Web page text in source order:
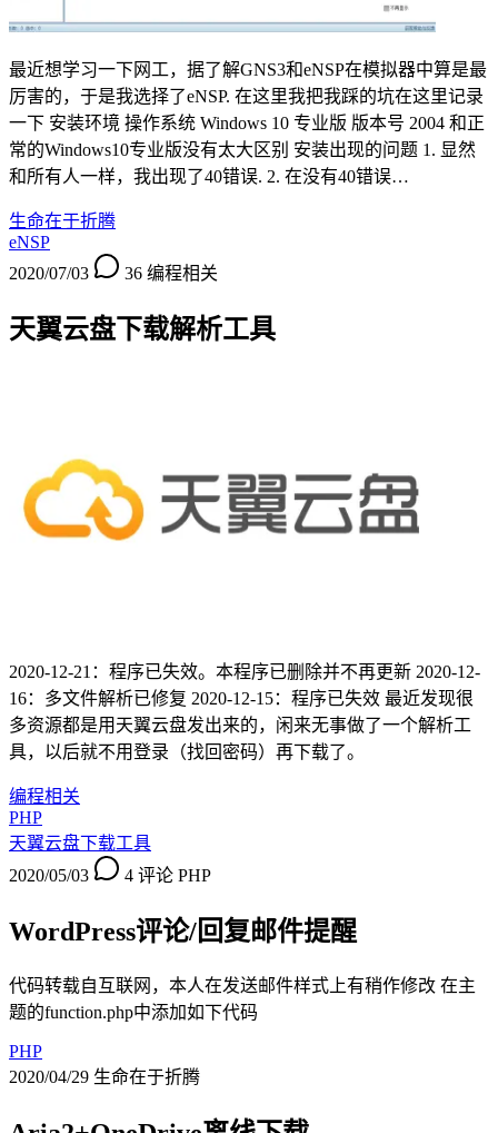
最近想学习一下网工，据了解GNS3和eNSP在模拟器中算是最
厉害的，于是我选择了eNSP. 在这里我把我踩的坑在这里记录
一下 安装环境 操作系统 Windows 10 专业版 版本号 2004 和正
常的Windows10专业版没有太大区别 安装出现的问题 1. 显然
和所有人一样，我出现了40错误. 2. 在没有40错误…
生命在于折腾
eNSP
2020/07/03
36 编程相关
天翼云盘下载解析工具
2020-12-21：程序已失效。本程序已删除并不再更新 2020-12-
16：多文件解析已修复 2020-12-15：程序已失效 最近发现很
多资源都是用天翼云盘发出来的，闲来无事做了一个解析工
具，以后就不用登录（找回密码）再下载了。
编程相关
PHP
天翼云盘下载工具
2020/05/03
4 评论 PHP
WordPress评论/回复邮件提醒
代码转载自互联网，本人在发送邮件样式上有稍作修改 在主
题的function.php中添加如下代码
PHP
2020/04/29 生命在于折腾